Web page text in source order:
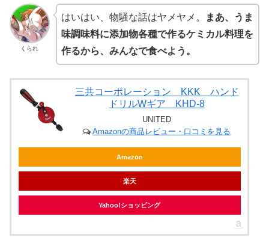
くられ
はいはい、物騒な話はヤメヤメ。
まあ、うま
味調味料に添加物各種で作るケミカル料理を
作るから、みんなで食べよう。
三共コーポレーション KKK ハンド
ドリルWギア KHD-8
UNITED
Amazonの商品レビュー・口コミを見る
Amazon
楽天
Yahoo!ショッピング